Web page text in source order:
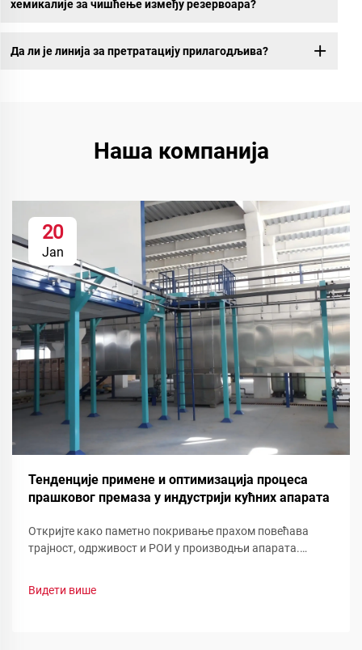
хемикалије за чишћење између резервоара?
Да ли је линија за претратацију прилагодљива?
Наша компанија
20
Jan
Тенденције примене и оптимизација процеса
прашковог премаза у индустрији кућних апарата
Откријте како паметно покривање прахом повећава
трајност, одрживост и РОИ у производњи апарата.
Видети више